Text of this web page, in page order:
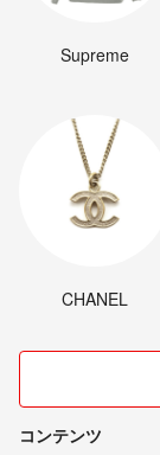
Supreme
CHANEL
コンテンツ